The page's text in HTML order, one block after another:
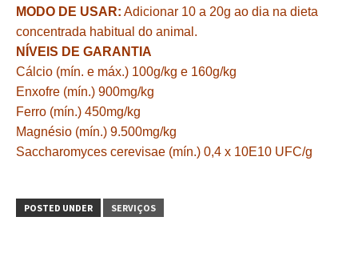
MODO DE USAR: Adicionar 10 a 20g ao dia na dieta
concentrada habitual do animal.
NÍVEIS DE GARANTIA
Cálcio (mín. e máx.) 100g/kg e 160g/kg
Enxofre (mín.) 900mg/kg
Ferro (mín.) 450mg/kg
Magnésio (mín.) 9.500mg/kg
Saccharomyces cerevisae (mín.) 0,4 x 10E10 UFC/g
POSTED UNDER SERVIÇOS